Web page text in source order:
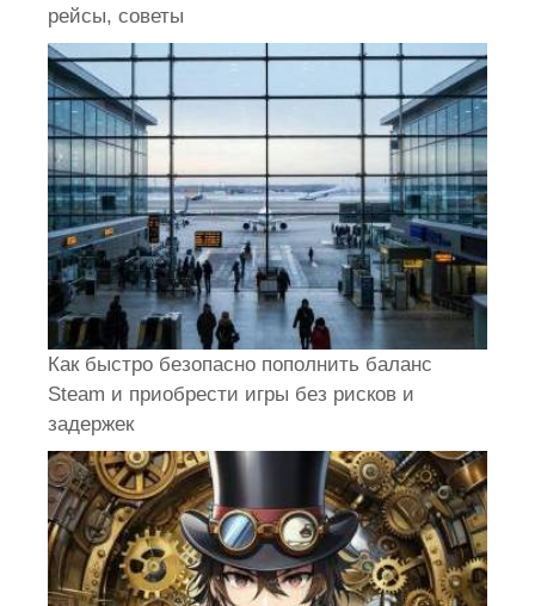
рейсы, советы
Как быстро безопасно пополнить баланс
Steam и приобрести игры без рисков и
задержек